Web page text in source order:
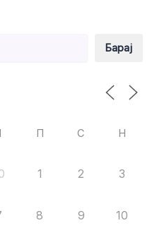
Барај
П С Н
1 2 3
8 9 10